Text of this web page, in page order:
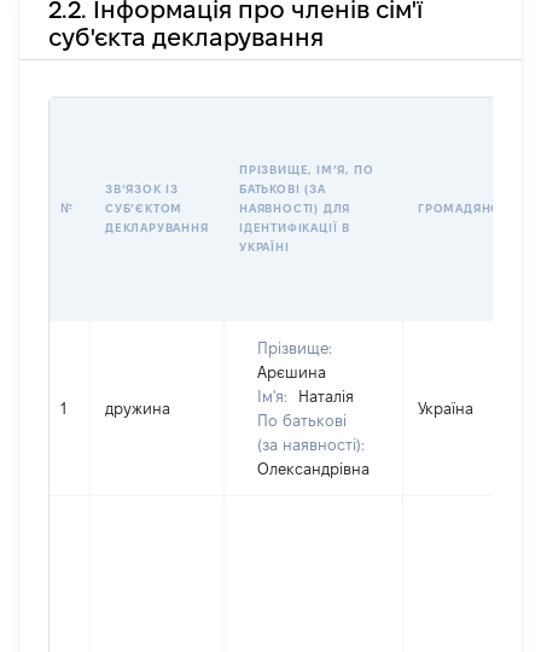
2.2. Інформація про членів сім'ї
суб'єкта декларування
№
ЗВʼЯЗОК ІЗ
СУБʼЄКТОМ
ДЕКЛАРУВАННЯ
ПРІЗВИЩЕ, ІМʼЯ, ПО
БАТЬКОВІ (ЗА
НАЯВНОСТІ) ДЛЯ
ІДЕНТИФІКАЦІЇ В
УКРАЇНІ
ГРОМАДЯНСТВО
1 дружина
Прізвище:
Арєшина
Ім'я:
Наталія
По батькові
(за наявності):
Олександрівна
Україна